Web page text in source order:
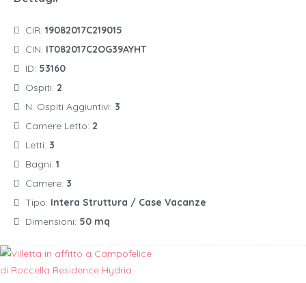
CIR: 19082017C219015
CIN: IT082017C2OG39AYHT
ID: 53160
Ospiti: 2
N. Ospiti Aggiuntivi: 3
Camere Letto: 2
Letti: 3
Bagni: 1
Camere: 3
Tipo: Intera Struttura / Case Vacanze
Dimensioni: 50 mq